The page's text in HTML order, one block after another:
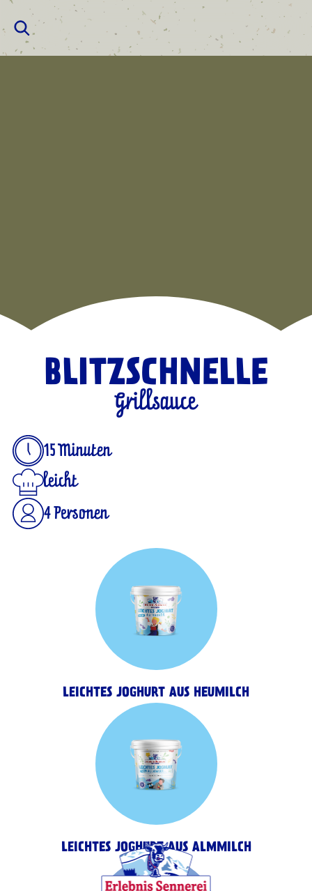
BLITZSCHNELLE
Grillsauce
15 Minuten
leicht
4 Personen
LEICHTES JOGHURT AUS HEUMILCH
LEICHTES JOGHURT AUS ALMMILCH